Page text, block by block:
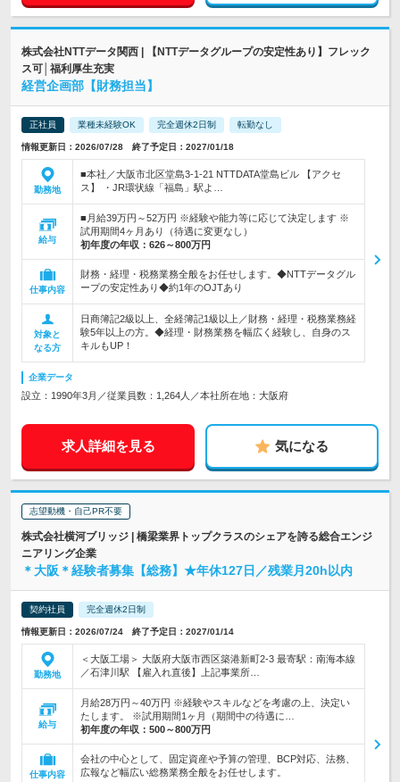
株式会社NTTデータ関西 | 【NTTデータグループの安定性あり】フレック
ス可│福利厚生充実
経営企画部【財務担当】
正社員 業種未経験OK 完全週休2日制 転勤なし
情報更新日：2026/07/28 終了予定日：2027/01/18
勤務地
■本社／大阪市北区堂島3-1-21 NTTDATA堂島ビル 【アクセ
ス】 ・JR環状線「福島」駅よ…
給与
■月給39万円～52万円 ※経験や能力等に応じて決定します ※
試用期間4ヶ月あり（待遇に変更なし）
初年度の年収： 626～800万円
仕事内容
財務・経理・税務業務全般をお任せします。◆NTTデータグル
ープの安定性あり◆約1年のOJTあり
対象と
なる方
日商簿記2級以上、全経簿記1級以上／財務・経理・税務業務経
験5年以上の方。◆経理・財務業務を幅広く経験し、自身のス
キルもUP！
企業データ
設立：1990年3月／従業員数：1,264人／本社所在地：大阪府
求人詳細を見る 気になる
志望動機・自己PR不要
株式会社横河ブリッジ | 橋梁業界トップクラスのシェアを誇る総合エンジ
ニアリング企業
＊大阪＊経験者募集【総務】★年休127日／残業月20h以内
契約社員 完全週休2日制
情報更新日：2026/07/24 終了予定日：2027/01/14
勤務地
＜大阪工場＞ 大阪府大阪市西区築港新町2-3 最寄駅：南海本線
／石津川駅 【雇入れ直後】上記事業所…
給与
月給28万円～40万円 ※経験やスキルなどを考慮の上、決定い
たします。 ※試用期間1ヶ月（期間中の待遇に…
初年度の年収： 500～800万円
仕事内容
会社の中心として、固定資産や予算の管理、BCP対応、法務、
広報など幅広い総務業務全般をお任せします。